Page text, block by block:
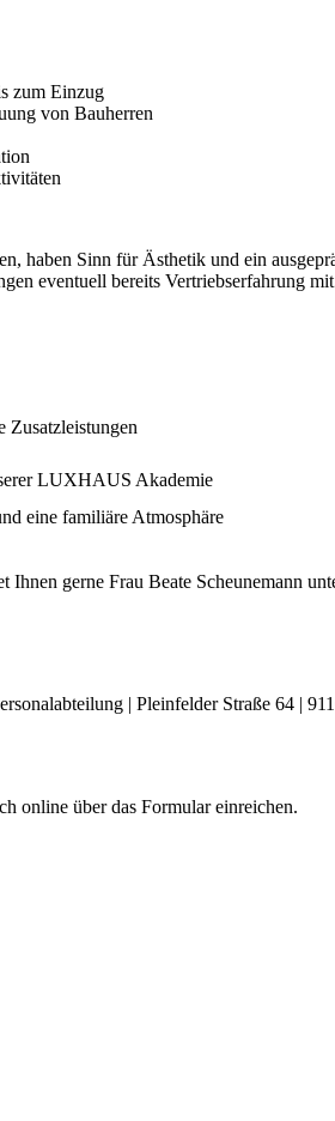
zum Einzug
von Bauherren
haben Sinn für Ästhetik und ein
eventuell bereits Vertriebserfahrung
Zusatzleistungen
LUXHAUS Akademie
eine familiäre Atmosphäre
Ihnen gerne Frau Beate Scheunemann
| Pleinfelder Straße 64 |
online über das Formular einreichen.